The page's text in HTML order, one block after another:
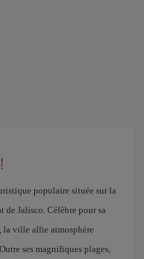
populaire située sur la
Jalisco. Célèbre pour sa
la ville allie atmosphère
ses magnifiques plages,